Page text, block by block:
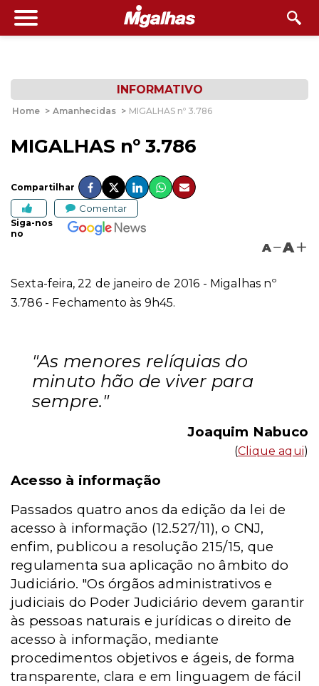
INFORMATIVO
Home > Amanhecidas > MIGALHAS nº 3.786
MIGALHAS nº 3.786
Compartilhar
Comentar
Siga-nos
no
A A
Sexta-feira, 22 de janeiro de 2016 - Migalhas nº
3.786 - Fechamento às 9h45.
"As menores relíquias do
minuto hão de viver para
sempre."
Joaquim Nabuco
(Clique aqui)
Acesso à informação
Passados quatro anos da edição da lei de
acesso à informação (12.527/11), o CNJ,
enfim, publicou a resolução 215/15, que
regulamenta sua aplicação no âmbito do
Judiciário. "Os órgãos administrativos e
judiciais do Poder Judiciário devem garantir
às pessoas naturais e jurídicas o direito de
acesso à informação, mediante
procedimentos objetivos e ágeis, de forma
transparente, clara e em linguagem de fácil